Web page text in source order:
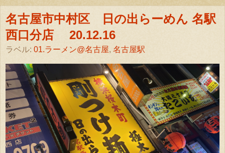
名古屋市中村区 日の出らーめん 名駅
西口分店 20.12.16
ラベル: 01.ラーメン@名古屋, 名古屋駅